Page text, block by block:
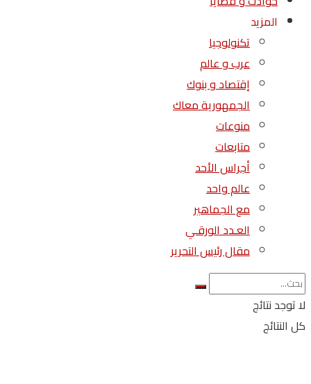
المزيد
تكنولوجيا
عرب و عالم
إقتصاد و بنوك
الجمهورية معاك
منوعات
متابعات
أجراس الأحد
عالم واحد
مع الجماهير
العـدد الورقـي
مقال رئيس التحرير
لا توجد نتائج
كل النتائج